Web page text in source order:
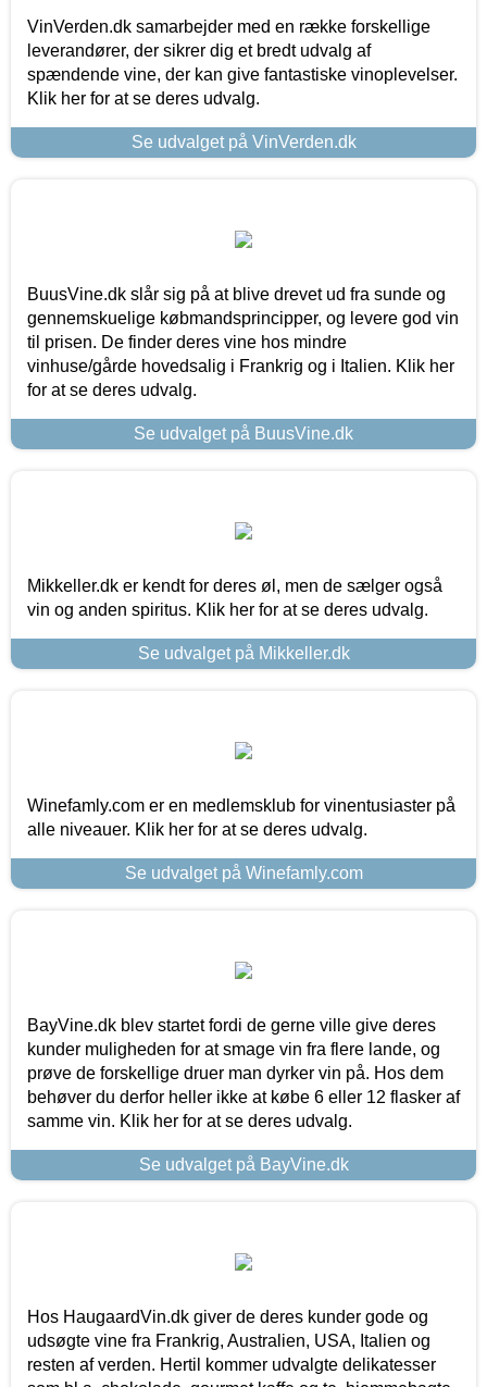
VinVerden.dk samarbejder med en række forskellige
leverandører, der sikrer dig et bredt udvalg af
spændende vine, der kan give fantastiske vinoplevelser.
Klik her for at se deres udvalg.
Se udvalget på VinVerden.dk
BuusVine.dk slår sig på at blive drevet ud fra sunde og
gennemskuelige købmandsprincipper, og levere god vin
til prisen. De finder deres vine hos mindre
vinhuse/gårde hovedsalig i Frankrig og i Italien. Klik her
for at se deres udvalg.
Se udvalget på BuusVine.dk
Mikkeller.dk er kendt for deres øl, men de sælger også
vin og anden spiritus. Klik her for at se deres udvalg.
Se udvalget på Mikkeller.dk
Winefamly.com er en medlemsklub for vinentusiaster på
alle niveauer. Klik her for at se deres udvalg.
Se udvalget på Winefamly.com
BayVine.dk blev startet fordi de gerne ville give deres
kunder muligheden for at smage vin fra flere lande, og
prøve de forskellige druer man dyrker vin på. Hos dem
behøver du derfor heller ikke at købe 6 eller 12 flasker af
samme vin. Klik her for at se deres udvalg.
Se udvalget på BayVine.dk
Hos HaugaardVin.dk giver de deres kunder gode og
udsøgte vine fra Frankrig, Australien, USA, Italien og
resten af verden. Hertil kommer udvalgte delikatesser